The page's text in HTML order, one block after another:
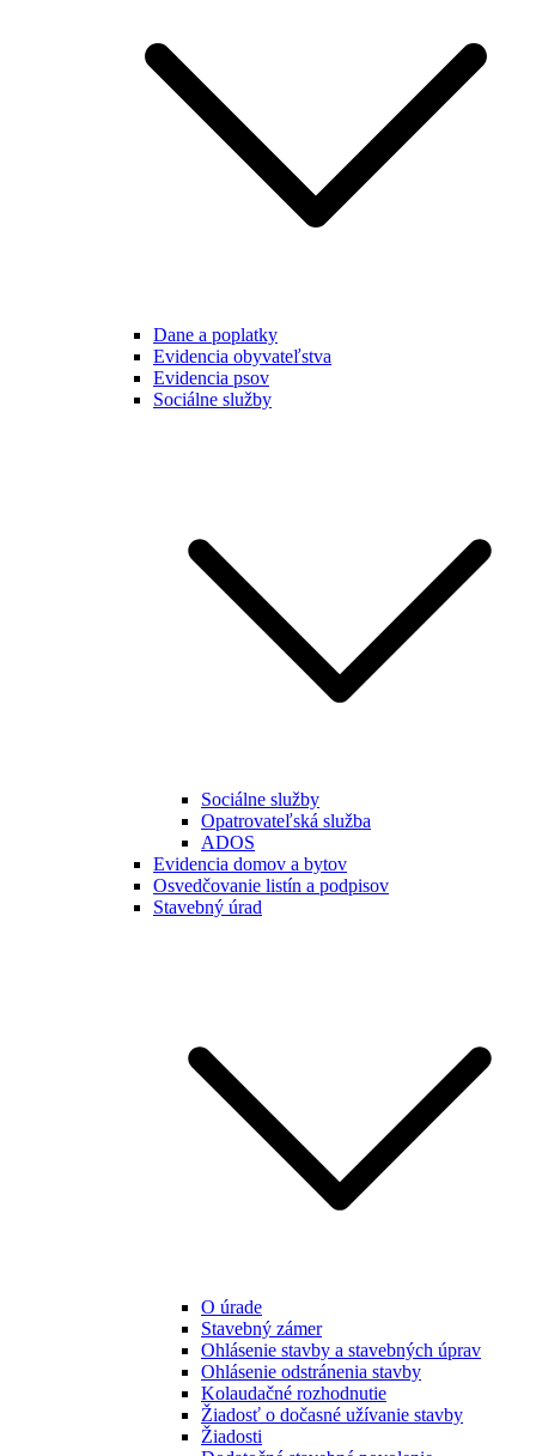
Dane a poplatky
Evidencia obyvateľstva
Evidencia psov
Sociálne služby
Sociálne služby
Opatrovateľská služba
ADOS
Evidencia domov a bytov
Osvedčovanie listín a podpisov
Stavebný úrad
O úrade
Stavebný zámer
Ohlásenie stavby a stavebných úprav
Ohlásenie odstránenia stavby
Kolaudačné rozhodnutie
Žiadosť o dočasné užívanie stavby
Žiadosti